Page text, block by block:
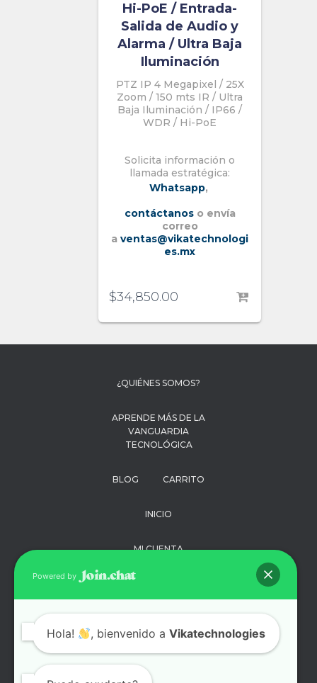
Hi-PoE / Entrada-
Salida de Audio y
Alarma / Ultra Baja
Iluminación
PTZ IP 4 Megapixel / 25X
Zoom / 150 mts IR / Ultra
Baja Iluminación / IP66 /
WDR / Hi-PoE
Solicita información o
llamada estratégica:
Whatsapp,
contáctanos o envía
correo
a ventas@vikatechnologi
es.mx
$34,850.00
¿QUIÉNES SOMOS?
APRENDE MÁS DE LA
VANGUARDIA
TECNOLÓGICA
BLOG CARRITO
INICIO
MI CUENTA
PRIVACIDAD
SOPORTE
Powered by
Hola! , bienvenido aVikatechnologies